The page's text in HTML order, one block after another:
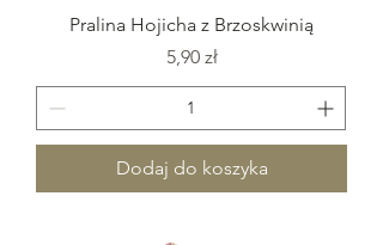
Pralina Hojicha z Brzoskwinią
Cena
5,90 zł
Dodaj do koszyka